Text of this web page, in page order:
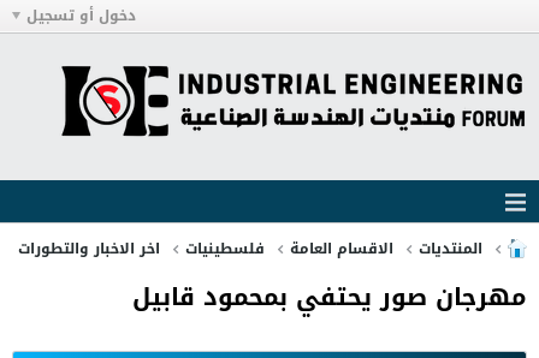
دخول أو تسجيل
المنتديات الاقسام العامة فلسطينيات اخر الاخبار والتطورات
مهرجان صور يحتفي بمحمود قابيل